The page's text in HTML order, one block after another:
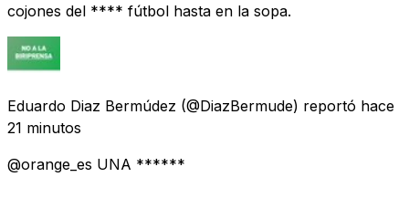
cojones del **** fútbol hasta en la sopa.
Eduardo Diaz Bermúdez (@DiazBermude) reportó hace
21 minutos
@orange_es UNA ******